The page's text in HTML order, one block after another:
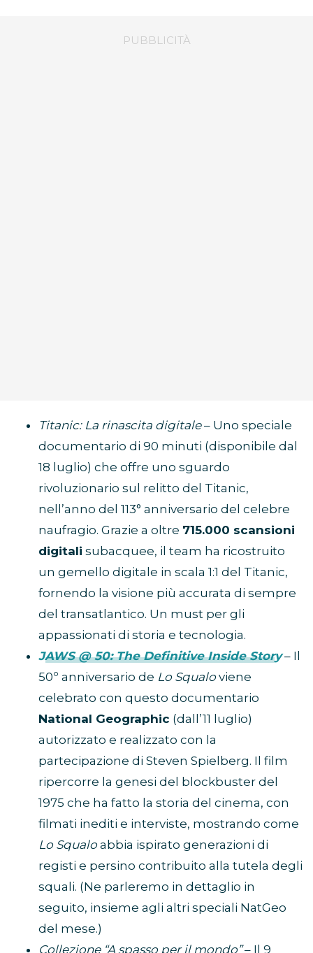
Titanic: La rinascita digitale– Uno speciale
documentario di 90 minuti (disponibile dal
18 luglio) che offre uno sguardo
rivoluzionario sul relitto del Titanic,
nell’anno del 113° anniversario del celebre
naufragio. Grazie a oltre 715.000 scansioni
digitali subacquee, il team ha ricostruito
un gemello digitale in scala 1:1 del Titanic,
fornendo la visione più accurata di sempre
del transatlantico. Un must per gli
appassionati di storia e tecnologia.
JAWS @ 50: The Definitive Inside Story– Il
50º anniversario de Lo Squaloviene
celebrato con questo documentario
National Geographic (dall’11 luglio)
autorizzato e realizzato con la
partecipazione di Steven Spielberg. Il film
ripercorre la genesi del blockbuster del
1975 che ha fatto la storia del cinema, con
filmati inediti e interviste, mostrando come
Lo Squaloabbia ispirato generazioni di
registi e persino contribuito alla tutela degli
squali. (Ne parleremo in dettaglio in
seguito, insieme agli altri speciali NatGeo
del mese.)
Collezione “A spasso per il mondo”– Il 9